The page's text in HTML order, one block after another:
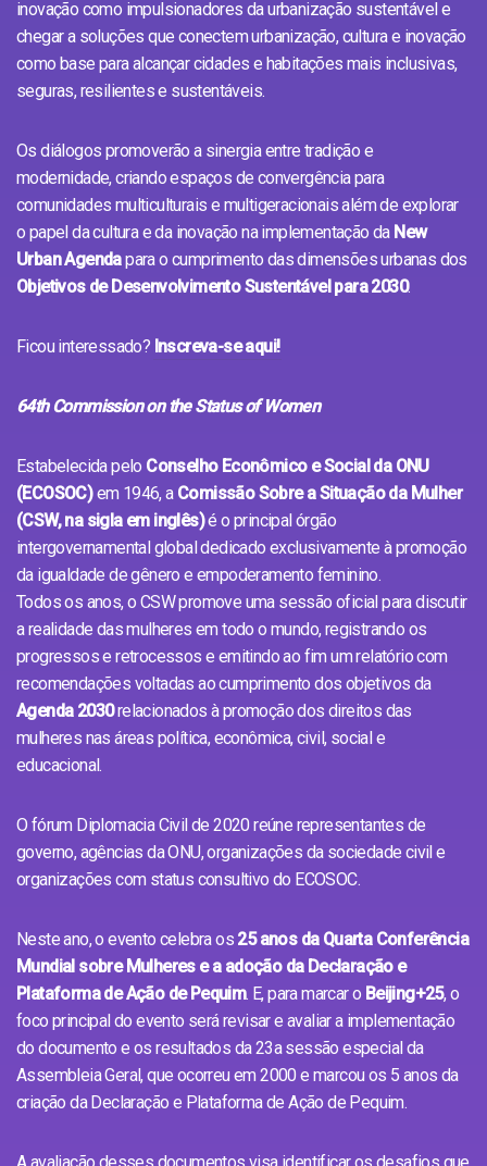
inovação como impulsionadores da urbanização sustentável e
chegar a soluções que conectem urbanização, cultura e inovação
como base para alcançar cidades e habitações mais inclusivas,
seguras, resilientes e sustentáveis.
Os diálogos promoverão a sinergia entre tradição e
modernidade, criando espaços de convergência para
comunidades multiculturais e multigeracionais além de explorar
o papel da cultura e da inovação na implementação da New
Urban Agendapara o cumprimento das dimensões urbanas dos
Objetivos de Desenvolvimento Sustentável para 2030.
Ficou interessado? Inscreva-se aqui!
64th Commission on the Status of Women
Estabelecida pelo Conselho Econômico e Social da ONU
(ECOSOC)em 1946, a Comissão Sobre a Situação da Mulher
(CSW, na sigla em inglês)é o principal órgão
intergovernamental global dedicado exclusivamente à promoção
da igualdade de gênero e empoderamento feminino.
Todos os anos, o CSW promove uma sessão oficial para discutir
a realidade das mulheres em todo o mundo, registrando os
progressos e retrocessos e emitindo ao fim um relatório com
recomendações voltadas ao cumprimento dos objetivos da
Agenda 2030relacionados à promoção dos direitos das
mulheres nas áreas política, econômica, civil, social e
educacional.
O fórum Diplomacia Civil de 2020 reúne representantes de
governo, agências da ONU, organizações da sociedade civil e
organizações com status consultivo do ECOSOC.
Neste ano, o evento celebra os 25 anos da Quarta Conferência
Mundial sobre Mulheres e a adoção da Declaração e
Plataforma de Ação de Pequim. E, para marcar o Beijing+25, o
foco principal do evento será revisar e avaliar a implementação
do documento e os resultados da 23a sessão especial da
Assembleia Geral, que ocorreu em 2000 e marcou os 5 anos da
criação da Declaração e Plataforma de Ação de Pequim.